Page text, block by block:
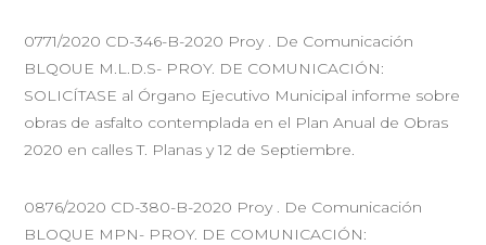
0771/2020 CD-346-B-2020 Proy . De Comunicación
BLQOUE M.L.D.S- PROY. DE COMUNICACIÓN:
SOLICÍTASE al Órgano Ejecutivo Municipal informe sobre
obras de asfalto contemplada en el Plan Anual de Obras
2020 en calles T. Planas y 12 de Septiembre.
0876/2020 CD-380-B-2020 Proy . De Comunicación
BLOQUE MPN- PROY. DE COMUNICACIÓN: